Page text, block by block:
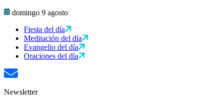
domingo 9 agosto
Fiesta del día
Meditación del día
Evangelio del día
Oraciones del día
Newsletter